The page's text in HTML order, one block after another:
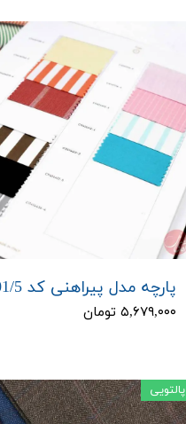
پارچه مدل پیراهنی کد 101/5
۵,۶۷۹,۰۰۰ تومان
پالتویی